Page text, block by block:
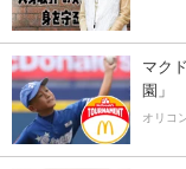
マク
園」
オリコ